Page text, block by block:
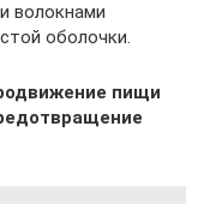
волокнами
оболочки.
пищи